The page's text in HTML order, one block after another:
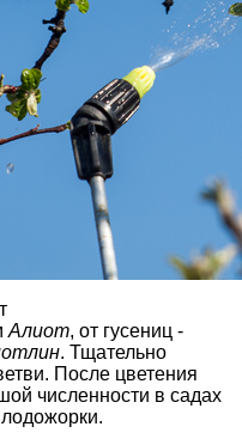
Алиот, от гусениц -
. Тщательно
После цветения
численности в садах